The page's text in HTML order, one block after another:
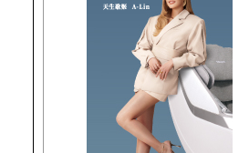
(聯播)
夜貓DJ-Dennis
(花東)流行最精選